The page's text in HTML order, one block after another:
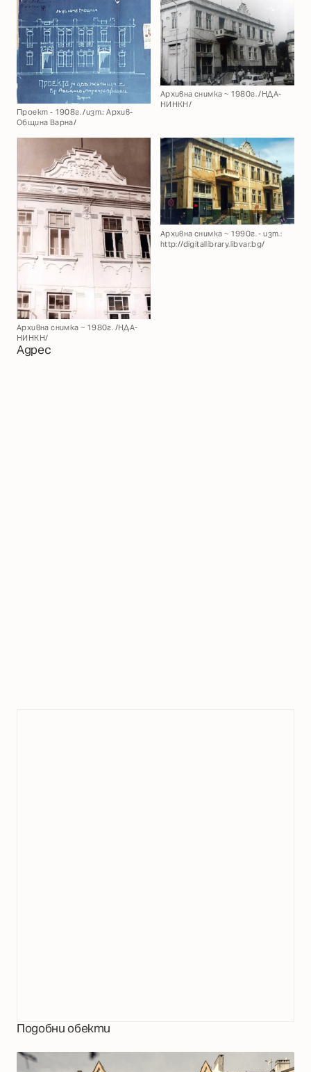
Проект - 1908г. /изт.: Архив-
Община Варна/
Архивна снимка ~ 1980г. /НДА-
НИНКН/
Архивна снимка ~ 1980г. /НДА-
НИНКН/
Архивна снимка ~ 1990г. - изт.:
http://digitallibrary.libvar.bg/
Адрес
Подобни обекти